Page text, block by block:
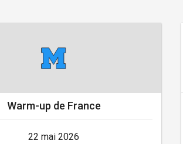
Warm-up de France
22 mai 2026